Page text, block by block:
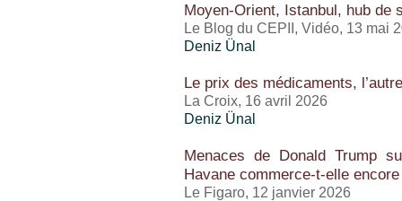
Moyen-Orient, Istanbul, hub de
Le Blog du CEPII, Vidéo, 13 mai
Deniz Ünal
Le prix des médicaments,
La Croix, 16 avril 2026
Deniz Ünal
Menaces de Donald Trump
Havane commerce-t-elle
Le Figaro, 12 janvier 2026